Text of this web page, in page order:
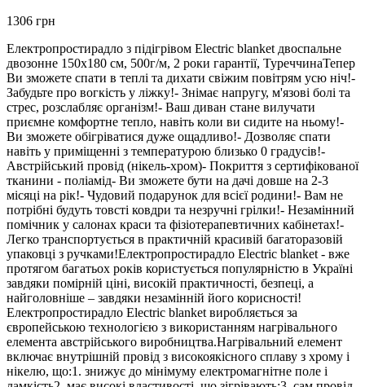
1306 грн
Електропростирадло з підігрівом Electric blanket двоспальне
двозонне 150х180 см, 500г/м, 2 роки гарантії, ТуреччинаТепер
Ви зможете спати в теплі та дихати свіжим повітрям усю ніч!-
Забудьте про вогкість у ліжку!- Знімає напругу, м'язові болі та
стрес, розслабляє організм!- Ваш диван стане вилучати
приємне комфортне тепло, навіть коли ви сидите на ньому!-
Ви зможете обігріватися дуже ощадливо!- Дозволяє спати
навіть у приміщенні з температурою близько 0 градусів!-
Австрійський провід (нікель-хром)- Покриття з сертифікованої
тканини - поліамід- Ви зможете бути на дачі довше на 2-3
місяці на рік!- Чудовий подарунок для всієї родини!- Вам не
потрібні будуть товсті ковдри та незручні грілки!- Незамінний
помічник у салонах краси та фізіотерапевтичних кабінетах!-
Легко транспортується в практичній красивій багаторазовій
упаковці з ручками!Електропростирадло Electric blanket - вже
протягом багатьох років користується популярністю в Україні
завдяки помірній ціні, високій практичності, безпеці, а
найголовніше – завдяки незамінній його корисності!
Електропростирадло Electric blanket виробляється за
європейською технологією з використанням нагрівального
елемента австрійського виробництва.Нагрівальний елемент
включає внутрішній провід з високоякісного сплаву з хрому і
нікелю, що:1. знижує до мінімуму електромагнітне поле і